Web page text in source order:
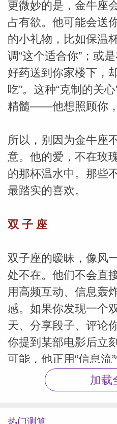
更微妙的是，金牛座
占有欲。他可能会送
的小礼物，比如保温
调“这个适合你”；或
好药送到你家楼下，
吃”。这种“克制的关
精髓——他想照顾你，
所以，别因为金牛座
意。他的爱，不在玫
的那杯温水中。那些
最踏实的喜欢。
双 子 座
双子座的暧昧，像风
处不在。他们不会直
用高频互动、信息轰
感。如果你发现一个
天、分享段子、评论
你提到某部电影后立
可能，他正用“信息流”
双子座的暧昧信号，
加载
热门测算